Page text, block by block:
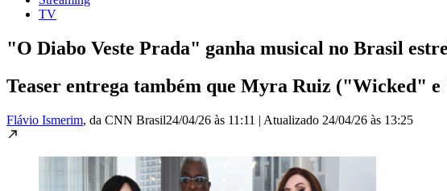
TV
"O Diabo Veste Prada" ganha musical no Brasil
Teaser entrega também que Myra Ruiz ("Wicked"
Flávio Ismerim, da CNN Brasil24/04/26 às 11:11 | Atualizado 24/04/26 às 13:25